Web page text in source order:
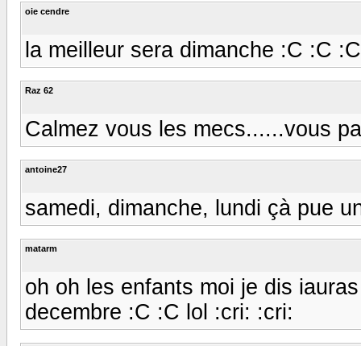
oie cendre
la meilleur sera dimanche :C :C
Raz 62
Calmez vous les mecs......vous
antoine27
samedi, dimanche, lundi çà pue
matarm
oh oh les enfants moi je dis
decembre :C :C lol :cri: :cri: